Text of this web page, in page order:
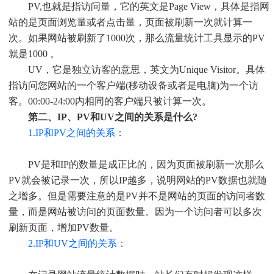
PV,也就是指访问量，它的英文是Page View，具体是指网
站的是页面浏览量或者点击量，页面被刷新一次就计算一
次。如果网站被刷新了1000次，那么流量统计工具显示的PV
就是1000 。
UV，它是独立访客的意思，英文为Unique Visitor。具体
指访问您网站的一个客户端(移动设备或者是电脑)为一个访
客。00:00-24:00内相同的客户端只被计算一次。
第二、IP、PV和UV之间的关系是什么?
1.IP和PV之间的关系：
PV是和IP的数量是成正比的，因为页面被刷新一次那么
PV就会被记录一次，所以IP越多，说明网站的PV数据也就随
之增多。但是需要注意的是PV并不是网站的页面的访问者数
量，而是网站被访问的页面数量。因为一个访问者可以多次
刷新页面，增加PV数量。
2.IP和UV之间的关系：